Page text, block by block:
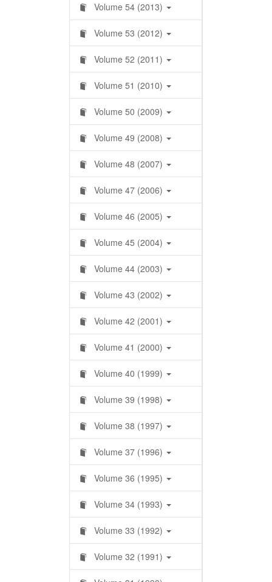
Volume 54 (2013)
Volume 53 (2012)
Volume 52 (2011)
Volume 51 (2010)
Volume 50 (2009)
Volume 49 (2008)
Volume 48 (2007)
Volume 47 (2006)
Volume 46 (2005)
Volume 45 (2004)
Volume 44 (2003)
Volume 43 (2002)
Volume 42 (2001)
Volume 41 (2000)
Volume 40 (1999)
Volume 39 (1998)
Volume 38 (1997)
Volume 37 (1996)
Volume 36 (1995)
Volume 34 (1993)
Volume 33 (1992)
Volume 32 (1991)